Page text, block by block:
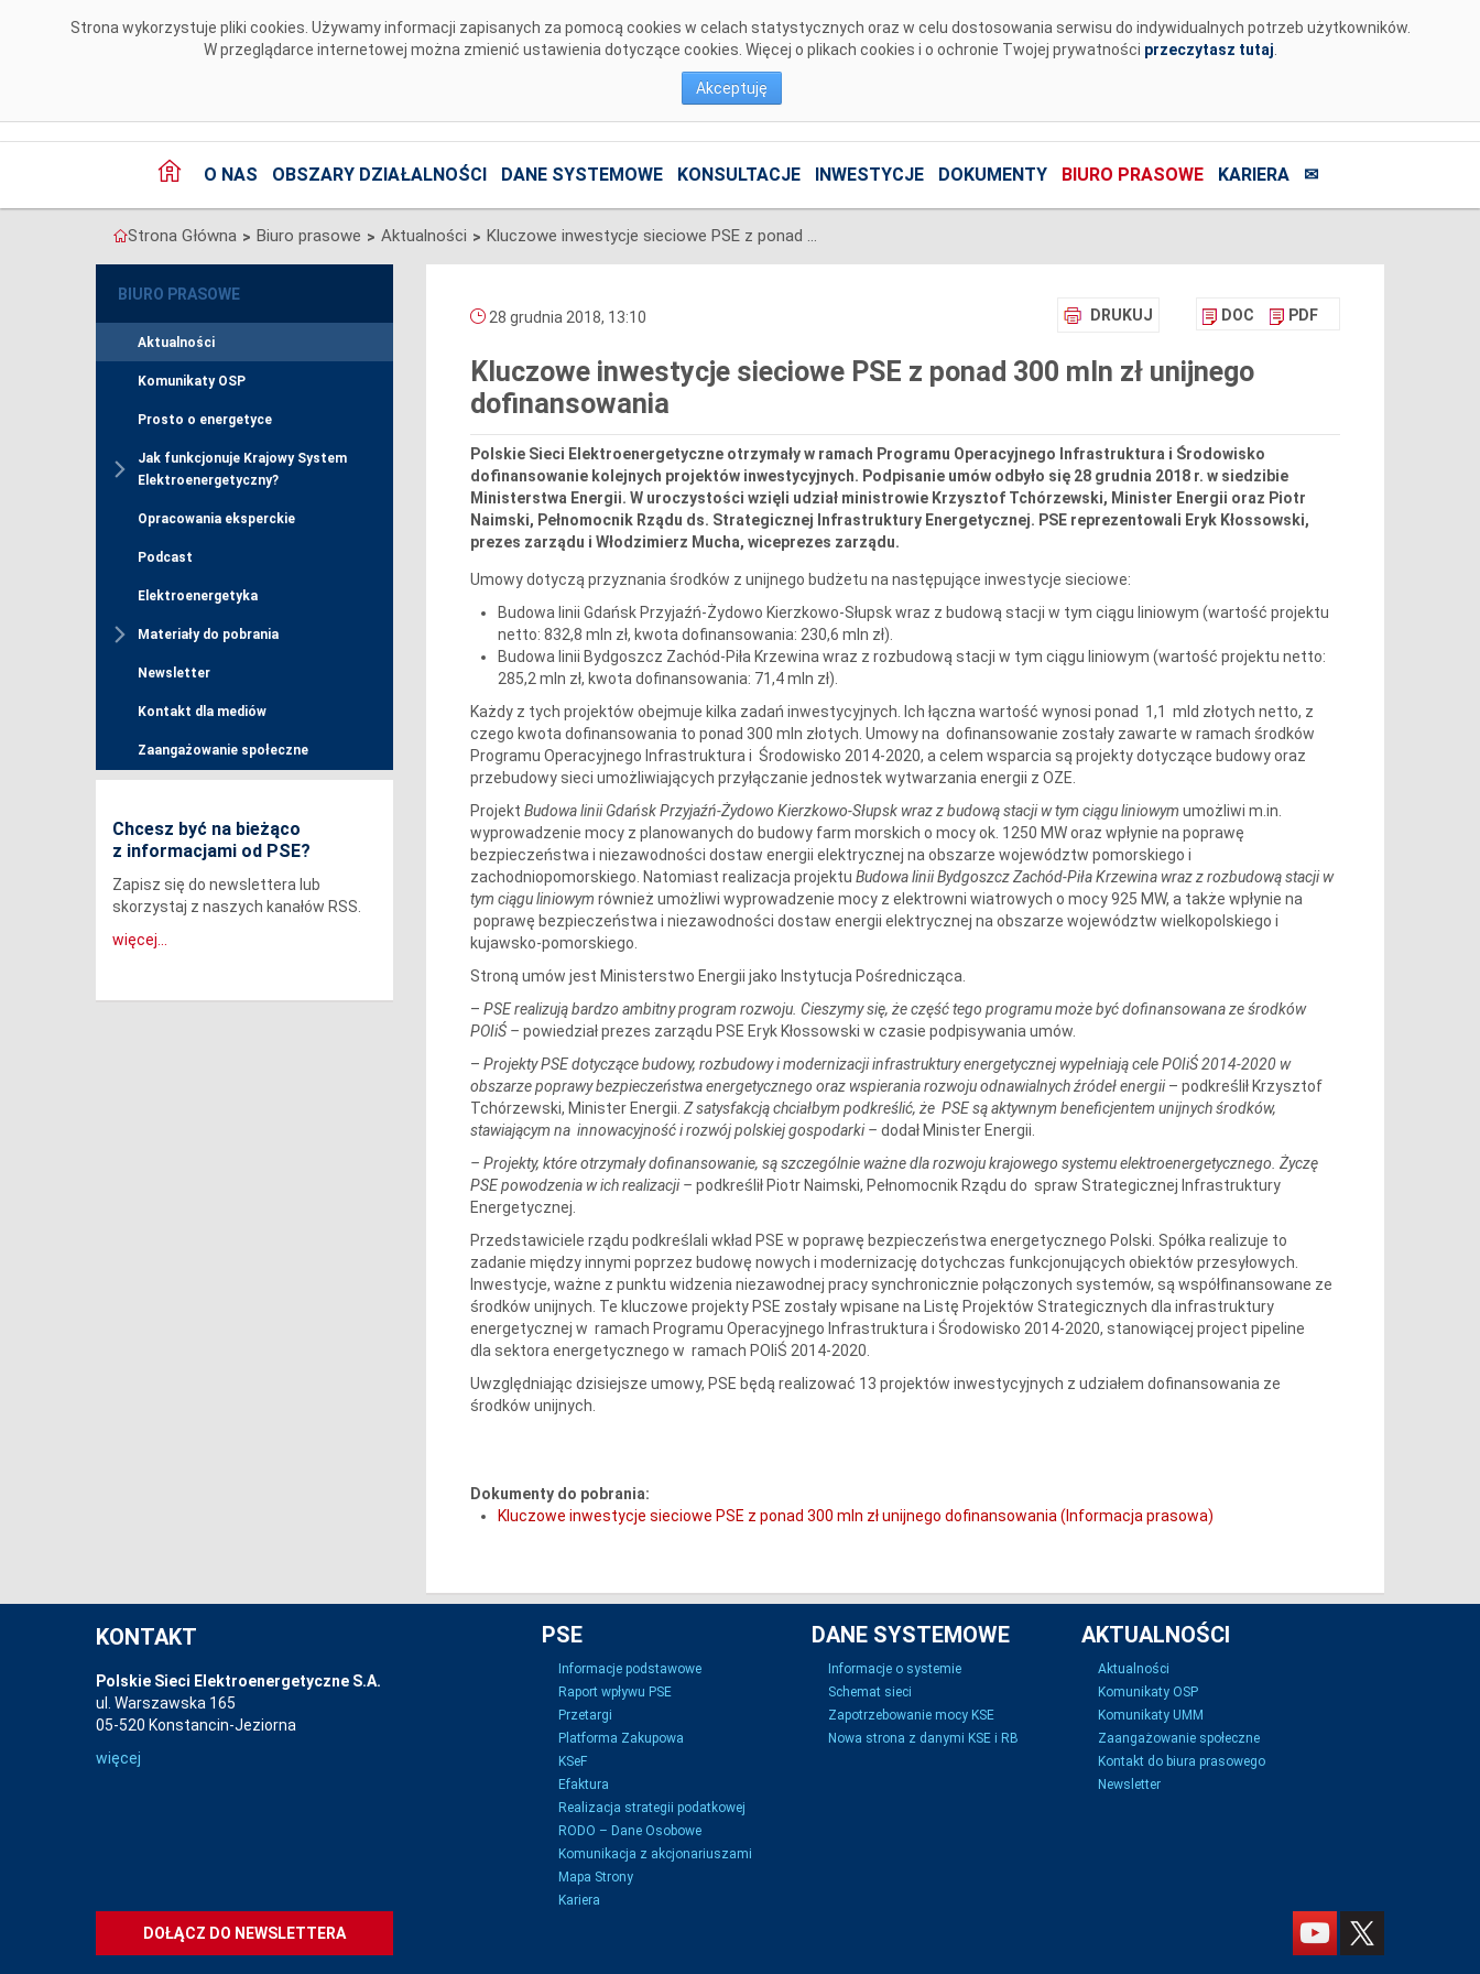
Strona wykorzystuje pliki cookies. Używamy informacji zapisanych za pomocą cookies w celach statystycznych oraz w celu dostosowania serwisu do indywidualnych potrzeb użytkowników.
W przeglądarce internetowej można zmienić ustawienia dotyczące cookies. Więcej o plikach cookies i o ochronie Twojej prywatności przeczytasz tutaj
Akceptuję
O NAS OBSZARY DZIAŁALNOŚCI DANE SYSTEMOWE KONSULTACJE INWESTYCJE DOKUMENTY BIURO PRASOWE KARIERA ✉
Strona Główna > Biuro prasowe > Aktualności > Kluczowe inwestycje sieciowe PSE z ponad 300 mln zł unijnego dofinansowania
BIURO PRASOWE
Aktualności
Komunikaty OSP
Prosto o energetyce
Jak funkcjonuje Krajowy System
Elektroenergetyczny?
Opracowania eksperckie
Podcast
Elektroenergetyka
Materiały do pobrania
Newsletter
Kontakt dla mediów
Zaangażowanie społeczne
Chcesz być na bieżąco
z informacjami od PSE?
Zapisz się do newslettera lub
skorzystaj z naszych kanałów RSS.
więcej...
DRUKUJ DOC PDF
28 grudnia 2018, 13:10
Kluczowe inwestycje sieciowe PSE z ponad 300 mln zł unijnego
dofinansowania
Polskie Sieci Elektroenergetyczne otrzymały w ramach Programu Operacyjnego Infrastruktura i Środowisko
dofinansowanie kolejnych projektów inwestycyjnych. Podpisanie umów odbyło się 28 grudnia 2018 r. w siedzibie
Ministerstwa Energii. W uroczystości wzięli udział ministrowie Krzysztof Tchórzewski, Minister Energii oraz Piotr
Naimski, Pełnomocnik Rządu ds. Strategicznej Infrastruktury Energetycznej. PSE reprezentowali Eryk Kłossowski,
prezes zarządu i Włodzimierz Mucha, wiceprezes zarządu.
Umowy dotyczą przyznania środków z unijnego budżetu na następujące inwestycje sieciowe:
Budowa linii Gdańsk Przyjaźń-Żydowo Kierzkowo-Słupsk wraz z budową stacji w tym ciągu liniowym (wartość projektu
netto: 832,8 mln zł, kwota dofinansowania: 230,6 mln zł).
Budowa linii Bydgoszcz Zachód-Piła Krzewina wraz z rozbudową stacji w tym ciągu liniowym (wartość projektu netto:
285,2 mln zł, kwota dofinansowania: 71,4 mln zł).
Każdy z tych projektów obejmuje kilka zadań inwestycyjnych. Ich łączna wartość wynosi ponad 1,1 mld złotych netto, z
czego kwota dofinansowania to ponad 300 mln złotych. Umowy na dofinansowanie zostały zawarte w ramach środków
Programu Operacyjnego Infrastruktura i Środowisko 2014-2020, a celem wsparcia są projekty dotyczące budowy oraz
przebudowy sieci umożliwiających przyłączanie jednostek wytwarzania energii z OZE.
Projekt Budowa linii Gdańsk Przyjaźń-Żydowo Kierzkowo-Słupsk wraz z budową stacji w tym ciągu liniowym umożliwi m.in.
wyprowadzenie mocy z planowanych do budowy farm morskich o mocy ok. 1250 MW oraz wpłynie na poprawę
bezpieczeństwa i niezawodności dostaw energii elektrycznej na obszarze województw pomorskiego i
zachodniopomorskiego. Natomiast realizacja projektu Budowa linii Bydgoszcz Zachód-Piła Krzewina wraz z rozbudową stacji w
tym ciągu liniowym również umożliwi wyprowadzenie mocy z elektrowni wiatrowych o mocy 925 MW, a także wpłynie na
poprawę bezpieczeństwa i niezawodności dostaw energii elektrycznej na obszarze województw wielkopolskiego i
kujawsko-pomorskiego.
Stroną umów jest Ministerstwo Energii jako Instytucja Pośrednicząca.
– PSE realizują bardzo ambitny program rozwoju. Cieszymy się, że część tego programu może być dofinansowana ze środków
POIiŚ – powiedział prezes zarządu PSE Eryk Kłossowski w czasie podpisywania umów.
– Projekty PSE dotyczące budowy, rozbudowy i modernizacji infrastruktury energetycznej wypełniają cele POIiŚ 2014-2020 w
obszarze poprawy bezpieczeństwa energetycznego oraz wspierania rozwoju odnawialnych źródeł energii– podkreślił Krzysztof
Tchórzewski, Minister Energii. Z satysfakcją chciałbym podkreślić, że PSE są aktywnym beneficjentem unijnych środków,
stawiającym na innowacyjność i rozwój polskiej gospodarki – dodał Minister Energii.
– Projekty, które otrzymały dofinansowanie, są szczególnie ważne dla rozwoju krajowego systemu elektroenergetycznego. Życzę
PSE powodzenia w ich realizacji – podkreślił Piotr Naimski, Pełnomocnik Rządu do spraw Strategicznej Infrastruktury
Energetycznej.
Przedstawiciele rządu podkreślali wkład PSE w poprawę bezpieczeństwa energetycznego Polski. Spółka realizuje to
zadanie między innymi poprzez budowę nowych i modernizację dotychczas funkcjonujących obiektów przesyłowych.
Inwestycje, ważne z punktu widzenia niezawodnej pracy synchronicznie połączonych systemów, są współfinansowane ze
środków unijnych. Te kluczowe projekty PSE zostały wpisane na Listę Projektów Strategicznych dla infrastruktury
energetycznej w ramach Programu Operacyjnego Infrastruktura i Środowisko 2014-2020, stanowiącej project pipeline
dla sektora energetycznego w ramach POIiŚ 2014-2020.
Uwzględniając dzisiejsze umowy, PSE będą realizować 13 projektów inwestycyjnych z udziałem dofinansowania ze
środków unijnych.
Dokumenty do pobrania:
Kluczowe inwestycje sieciowe PSE z ponad 300 mln zł unijnego dofinansowania (Informacja prasowa)
KONTAKT
Polskie Sieci Elektroenergetyczne S.A.
ul. Warszawska 165
05-520 Konstancin-Jeziorna
więcej
PSE
Informacje podstawowe
Raport wpływu PSE
Przetargi
Platforma Zakupowa
KSeF
Efaktura
Realizacja strategii podatkowej
RODO – Dane Osobowe
Komunikacja z akcjonariuszami
Mapa Strony
Kariera
DANE SYSTEMOWE
Informacje o systemie
Schemat sieci
Zapotrzebowanie mocy KSE
Nowa strona z danymi KSE i RB
AKTUALNOŚCI
Aktualności
Komunikaty OSP
Komunikaty UMM
Zaangażowanie społeczne
Kontakt do biura prasowego
Newsletter
DOŁĄCZ DO NEWSLETTERA